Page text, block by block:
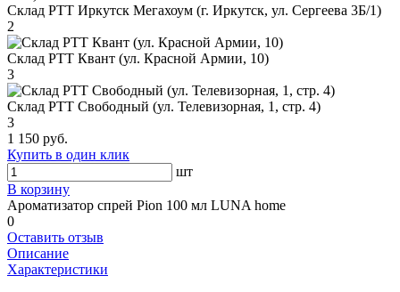
Склад РТТ Иркутск Мегахоум (г. Иркутск, ул. Сергеева 3Б/1)
2
Склад РТТ Квант (ул. Красной Армии, 10)
3
Склад РТТ Свободный (ул. Телевизорная, 1, стр. 4)
3
1 150 руб.
Купить в один клик
шт
В корзину
Ароматизатор спрей Pion 100 мл LUNA home
0
Оставить отзыв
Описание
Характеристики